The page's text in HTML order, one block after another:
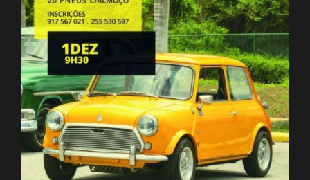
ESPAÇO OUVINTE
A RCP
CONTACTOS
OUVIR